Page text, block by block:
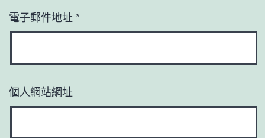
電子郵件地址 *
個人網站網址